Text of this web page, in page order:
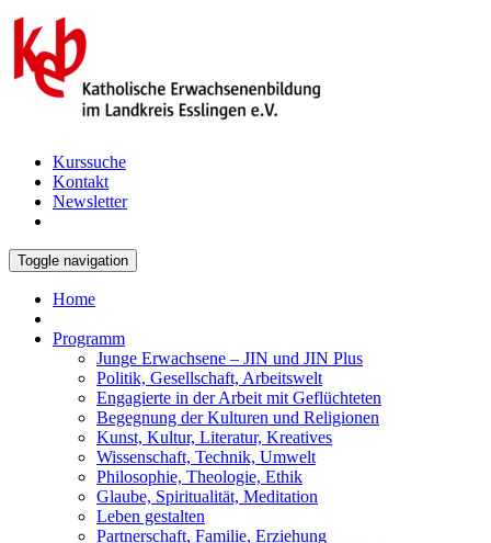
Kurssuche
Kontakt
Newsletter
Toggle navigation
Home
Programm
Junge Erwachsene – JIN und JIN Plus
Politik, Gesellschaft, Arbeitswelt
Engagierte in der Arbeit mit Geflüchteten
Begegnung der Kulturen und Religionen
Kunst, Kultur, Literatur, Kreatives
Wissenschaft, Technik, Umwelt
Philosophie, Theologie, Ethik
Glaube, Spiritualität, Meditation
Leben gestalten
Partnerschaft, Familie, Erziehung